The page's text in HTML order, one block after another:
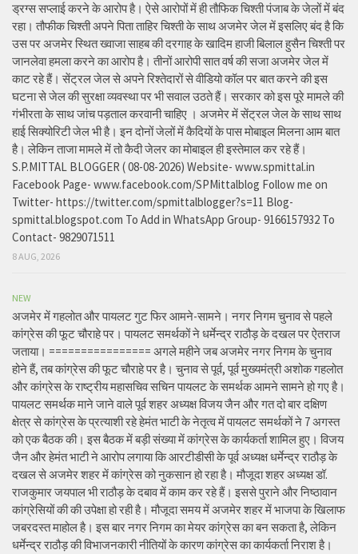
ड्रग्स सप्लाई करने के आरोप है। ऐसे आरोपों में ही तौफिक चिश्ती पंजाब के जेलों में बंद
रहा। तौफीक चिश्ती अपने पिता ताहिर चिश्ती के साथ अजमेर जेल में इसलिए बंद है कि
उस पर अजमेर स्थित ख्वाजा साहब की दरगाह के खादिम हाजी बिलाल हुसैन चिश्ती पर
जानलेवा हमला करने का आरोप है। तीनों आरोपी सात वर्ष की सजा अजमेर जेल में
काट रहे हैं। सेंट्रल जेल से अपने रिश्तेदारों से वीडियो कॉल पर बात करने की इस
घटना से जेल की सुरक्षा व्यवस्था पर भी सवाल उठते हैं। सरकार को इस पूरे मामले की
गंभीरता के साथ जांच पड़ताल करवानी चाहिए । अजमेर में सेंट्रल जेल के साथ साथ
हाई सिक्योरिटी जेल भी है। इन दोनों जेलों में कैदियों के पास मोबाइल मिलना आम बात
है। लेकिन ताजा मामले में तो कैदी जेलर का मोबाइल ही इस्तेमाल कर रहे हैं।
S.P.MITTAL BLOGGER ( 08-08-2026) Website- www.spmittal.in
Facebook Page- www.facebook.com/SPMittalblog Follow me on
Twitter- https://twitter.com/spmittalblogger?s=11 Blog-
spmittal.blogspot.com To Add in WhatsApp Group- 9166157932 To
Contact- 9829071511
8 AUG, 2026
NEW
अजमेर में गहलोत और पायलट गुट फिर आमने-सामने। नगर निगम चुनाव से पहले
कांग्रेस की फूट चौराहे पर। पायलट समर्थकों ने धर्मेन्द्र राठौड़ के दखल पर ऐतराज
जताया। ================ अगले महीने जब अजमेर नगर निगम के चुनाव
होने हैं, तब कांग्रेस की फूट चौराहे पर है। चुनाव से पूर्व, पूर्व मुख्यमंत्री अशोक गहलोत
और कांग्रेस के राष्ट्रीय महासचिव सचिन पायलट के समर्थक आमने सामने हो गए है।
पायलट समर्थक माने जाने वाले पूर्व शहर अध्यक्ष विजय जैन और गत दो बार दक्षिण
क्षेत्र से कांग्रेस के प्रत्याशी रहे हेमंत भाटी के नेतृत्व में पायलट समर्थकों ने 7 अगस्त
को एक बैठक की। इस बैठक में बड़ी संख्या में कांग्रेस के कार्यकर्ता शामिल हुए। विजय
जैन और हेमंत भाटी ने आरोप लगाया कि आरटीडीसी के पूर्व अध्यक्ष धर्मेन्द्र राठौड़ के
दखल से अजमेर शहर में कांग्रेस को नुकसान हो रहा है। मौजूदा शहर अध्यक्ष डॉ.
राजकुमार जयपाल भी राठौड़ के दबाव में काम कर रहे हैं। इससे पुराने और निष्ठावान
कांग्रेसियों की की उपेक्षा हो रही है। मौजूदा समय में अजमेर शहर में भाजपा के खिलाफ
जबरदस्त माहोल है। इस बार नगर निगम का मेयर कांग्रेस का बन सकता है, लेकिन
धर्मेन्द्र राठौड़ की विभाजनकारी नीतियों के कारण कांग्रेस का कार्यकर्ता निराश है।